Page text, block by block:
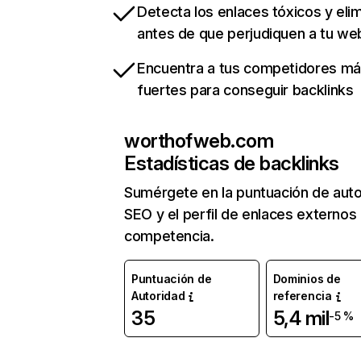
Detecta los enlaces tóxicos y
antes de que perjudiquen a tu
Encuentra a tus competidores
fuertes para conseguir backlinks
worthofweb.com
Estadísticas de backlinks
Sumérgete en la puntuación de
SEO y el perfil de enlaces externos
competencia.
Puntuación de
Autoridad
35
Dominios de
referencia
5,4 mil-5 %